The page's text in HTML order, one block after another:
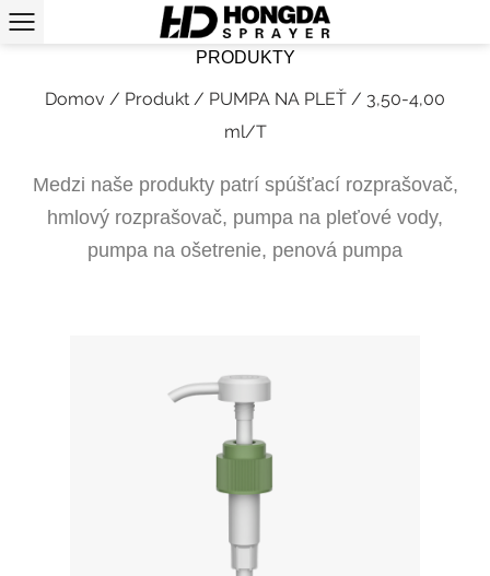
PRODUKTY
Domov / Produkt / PUMPA NA PLEŤ / 3,50-4,00
ml/T
Medzi naše produkty patrí spúšťací rozprašovač,
hmlový rozprašovač, pumpa na pleťové vody,
pumpa na ošetrenie, penová pumpa